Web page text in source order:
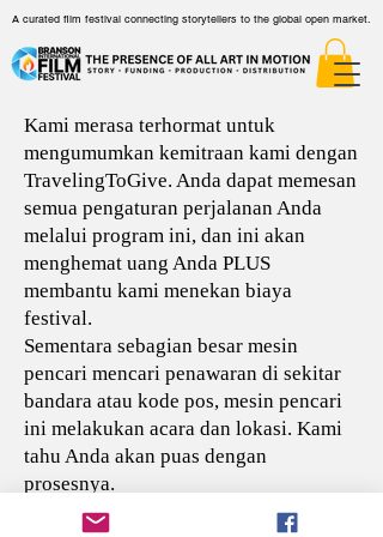
A curated film festival connecting storytellers to the global open market.
Kami merasa terhormat untuk
mengumumkan kemitraan kami dengan
TravelingToGive. Anda dapat memesan
semua pengaturan perjalanan Anda
melalui program ini, dan ini akan
menghemat uang Anda PLUS
membantu kami menekan biaya
festival.
Sementara sebagian besar mesin
pencari mencari penawaran di sekitar
bandara atau kode pos, mesin pencari
ini melakukan acara dan lokasi. Kami
tahu Anda akan puas dengan
prosesnya.